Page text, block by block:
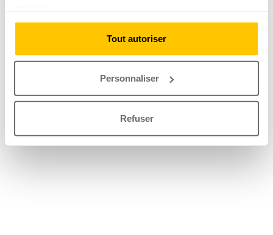
Tout autoriser
Personnaliser
Refuser